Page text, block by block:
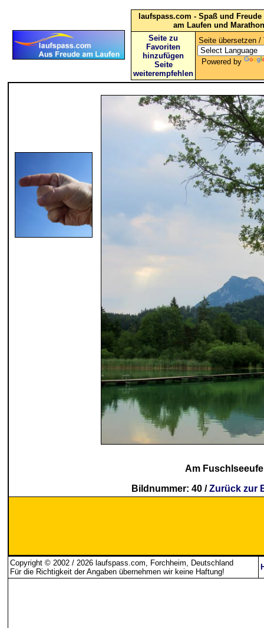
laufspass.com - Spaß und
am Laufen und Marathon
Seite zu
Favoriten
hinzufügen
Seite
weiterempfehlen
Seite übersetzen /
Powered by
Am
Bildnummer: 40 /Zurück zur
Copyright © 2002 / 2026 laufspass.com, Forchheim, Deutschland
Für die Richtigkeit der Angaben übernehmen wir keine Haftung!